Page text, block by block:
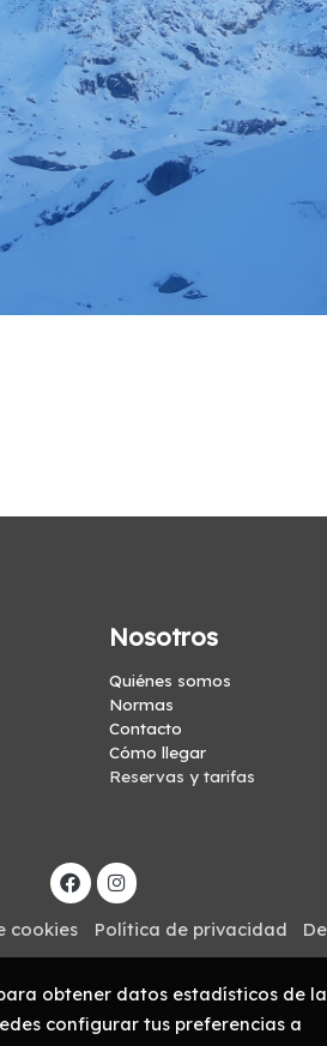
Nosotros
Quiénes somos
Normas
Contacto
Cómo llegar
Reservas y tarifas
cookies Política de privacidad
obtener datos estadísticos de la
configurar tus preferencias a